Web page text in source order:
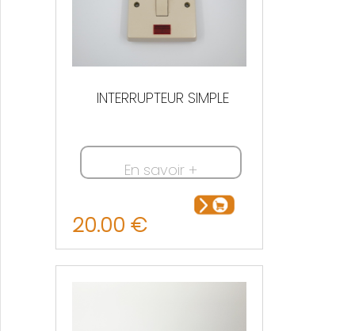
INTERRUPTEUR SIMPLE
En savoir +
20.00 €